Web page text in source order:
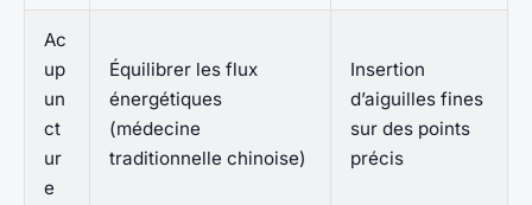
Ac
up
un
ct
ur
e
Équilibrer les flux
énergétiques
(médecine
traditionnelle chinoise)
Insertion
d’aiguilles fines
sur des points
précis